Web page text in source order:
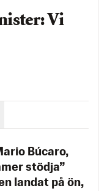
Vi
Búcaro,
stödja”
landat på ön,